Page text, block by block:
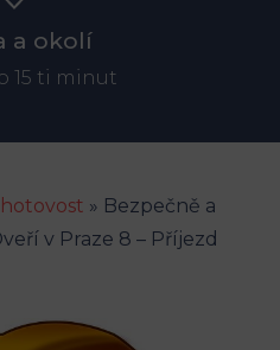
a okolí
15 ti minut
» Bezpečně a
v Praze 8 – Příjezd